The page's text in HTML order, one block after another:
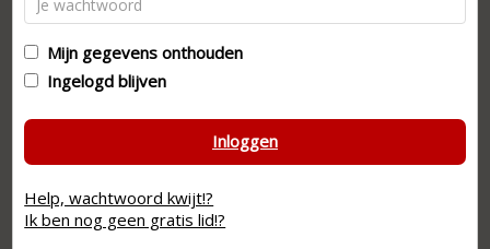
Mijn gegevens onthouden
Ingelogd blijven
Inloggen
Help, wachtwoord kwijt!?
Ik ben nog geen gratis lid!?